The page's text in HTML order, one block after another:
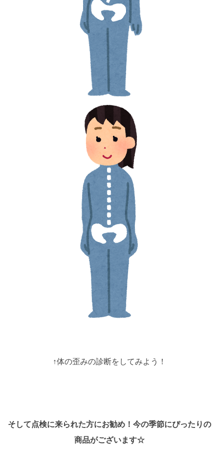
↑体の歪みの診断をしてみよう！
そして点検に来られた方にお勧め！今の季節にぴったりの
商品がございます☆